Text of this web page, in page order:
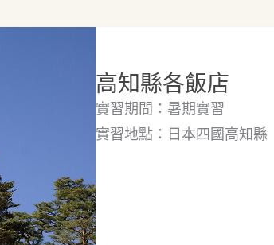
高知縣各飯店
實習期間：暑期實習
實習地點：日本四國高知縣